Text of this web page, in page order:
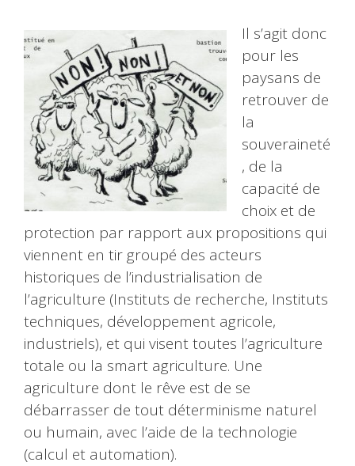
Il s’agit donc
pour les
paysans de
retrouver de
la
souveraineté
, de la
capacité de
choix et de
protection par rapport aux propositions qui
viennent en tir groupé des acteurs
historiques de l’industrialisation de
l’agriculture (Instituts de recherche, Instituts
techniques, développement agricole,
industriels), et qui visent toutes l’agriculture
totale ou la smart agriculture. Une
agriculture dont le rêve est de se
débarrasser de tout déterminisme naturel
ou humain, avec l’aide de la technologie
(calcul et automation).